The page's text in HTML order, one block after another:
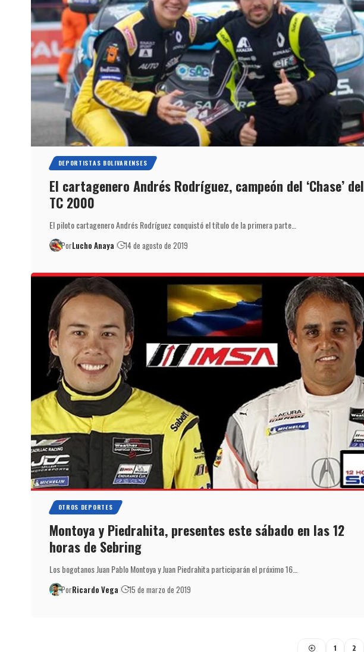
DEPORTISTAS BOLIVARENSES
El cartagenero Andrés Rodríguez, campeón del ‘Chase’ del
TC 2000
El piloto cartagenero Andrés Rodríguez conquistó el título de la primera parte…
PorLucho Anaya 14 de agosto de 2019
OTROS DEPORTES
Montoya y Piedrahita, presentes este sábado en las 12
horas de Sebring
Los bogotanos Juan Pablo Montoya y Juan Piedrahita participarán el próximo 16…
PorRicardo Vega 15 de marzo de 2019
1 2